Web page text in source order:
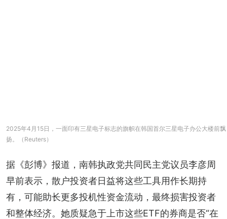
2025年4月15日，一面印有三星电子标志的旗帜在韩国首尔三星电子办公大楼前飘
扬。（Reuters）
据《彭博》报道，南韩执政党共同民主党议员李彦周
早前表示，散户投资者日益将这些工具用作长期持
有，可能助长更多投机性资金流动，最终损害投资者
和整体经济。她质疑急于上市这些ETF的券商是否“在